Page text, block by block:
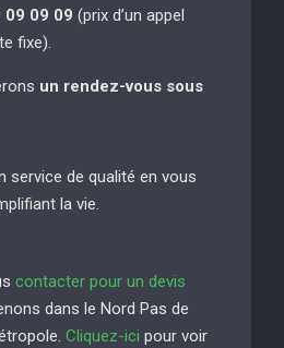
09 09 09 (prix d’un appel
fixe).
un rendez-vous sous
service de qualité en vous
la vie.
contacter pour un devis
dans le Nord Pas de
Cliquez-ici pour voir